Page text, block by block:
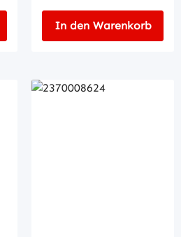
In den Warenkorb